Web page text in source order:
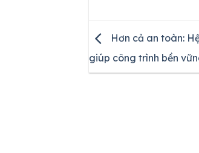
Hơn cả an toàn:
giúp công trình bền